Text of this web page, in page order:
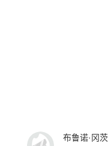
布鲁诺·冈茨